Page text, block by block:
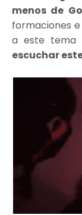
menos de
formaciones
a este tema
escuchar